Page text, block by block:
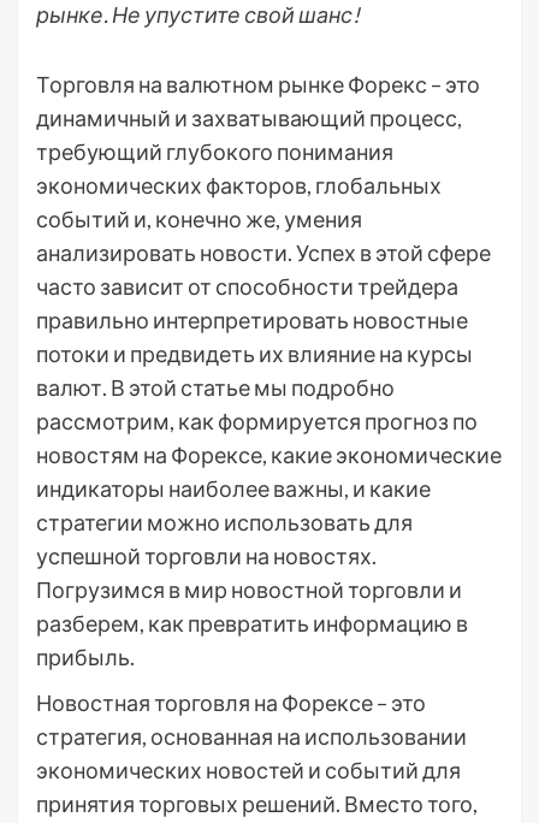
рынке. Не упустите свой шанс!
Торговля на валютном рынке Форекс – это
динамичный и захватывающий процесс,
требующий глубокого понимания
экономических факторов, глобальных
событий и, конечно же, умения
анализировать новости. Успех в этой сфере
часто зависит от способности трейдера
правильно интерпретировать новостные
потоки и предвидеть их влияние на курсы
валют. В этой статье мы подробно
рассмотрим, как формируется прогноз по
новостям на Форексе, какие экономические
индикаторы наиболее важны, и какие
стратегии можно использовать для
успешной торговли на новостях.
Погрузимся в мир новостной торговли и
разберем, как превратить информацию в
прибыль.
Новостная торговля на Форексе – это
стратегия, основанная на использовании
экономических новостей и событий для
принятия торговых решений. Вместо того,